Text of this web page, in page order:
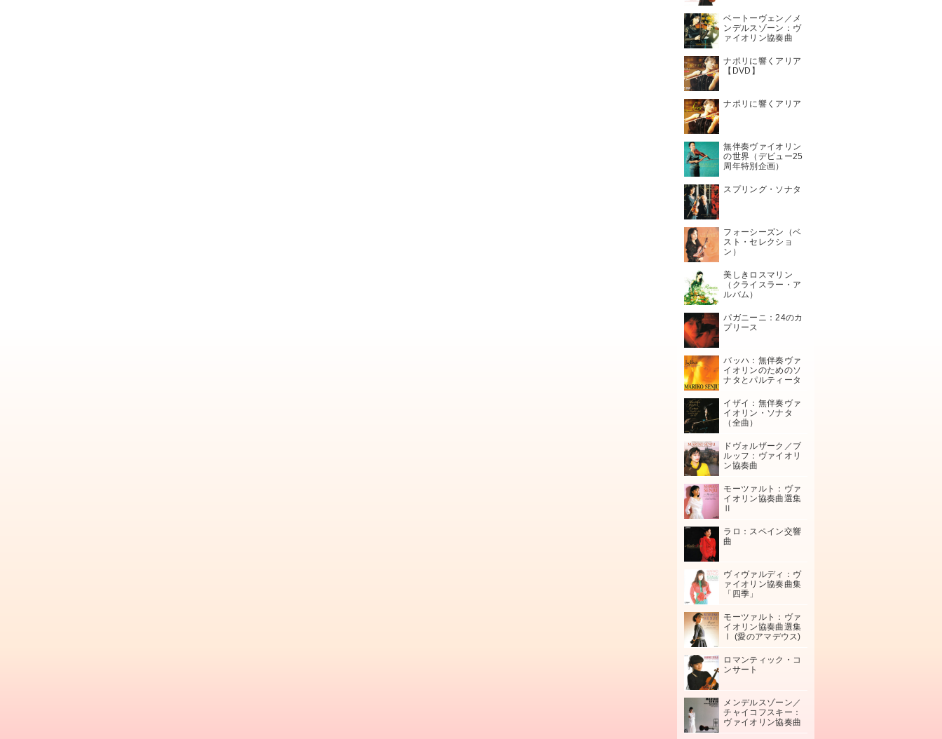
ベートーヴェン／メ
ンデルスゾーン：ヴ
ァイオリン協奏曲
ナポリに響くアリア
【DVD】
ナポリに響くアリア
無伴奏ヴァイオリン
の世界（デビュー25
周年特別企画）
スプリング・ソナタ
フォーシーズン（ベ
スト・セレクショ
ン）
美しきロスマリン
（クライスラー・ア
ルバム）
パガニーニ：24のカ
プリース
バッハ：無伴奏ヴァ
イオリンのためのソ
ナタとパルティータ
イザイ：無伴奏ヴァ
イオリン・ソナタ
（全曲）
ドヴォルザーク／ブ
ルッフ：ヴァイオリ
ン協奏曲
モーツァルト：ヴァ
イオリン協奏曲選集
Ⅱ
ラロ：スペイン交響
曲
ヴィヴァルディ：ヴ
ァイオリン協奏曲集
「四季」
モーツァルト：ヴァ
イオリン協奏曲選集
Ⅰ (愛のアマデウス)
ロマンティック・コ
ンサート
メンデルスゾーン／
チャイコフスキー：
ヴァイオリン協奏曲